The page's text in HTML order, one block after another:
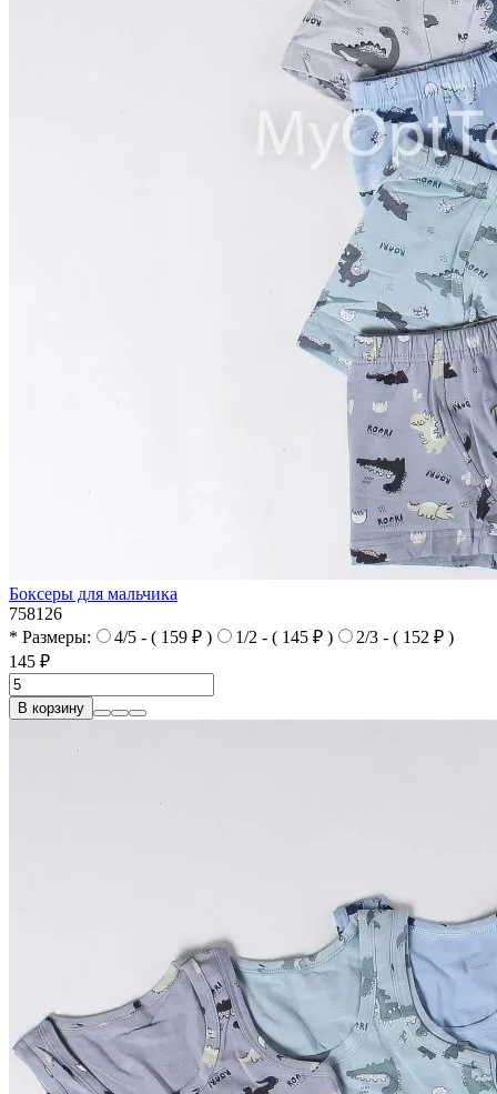
Боксеры для мальчика
758126
* Размеры:
4/5 - ( 159 ₽ ) 1/2 - ( 145 ₽ )
2/3 - ( 152 ₽ )
145 ₽
В корзину